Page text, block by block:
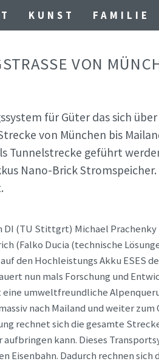
KUNST FAMILIE
VON
für Güter das sich
von München bis
geführt
Nano-Brick
DI (TU Stittgrt) Michael Prachenky
(Falko Ducia (technische
den Hochleistungs Akku ESES
nun mals Forschung und
umweltfreundliche
nach Mailand und weiter zum
rechnet sich die gesamte
kann. Dieses
Eisenbahn. Dadurch rechnen sich